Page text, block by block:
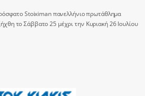
Stoiximan πανελλήνιο πρωτάθλημα
το Σάββατο 25 μέχρι την Κυριακή 26 Ιουλίου